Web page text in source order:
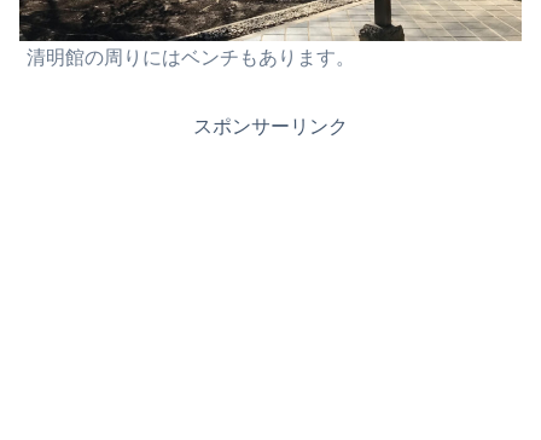
清明館の周りにはベンチもあります。
スポンサーリンク